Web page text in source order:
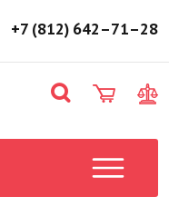
рабочих
на
+7 (812) 642–71–28